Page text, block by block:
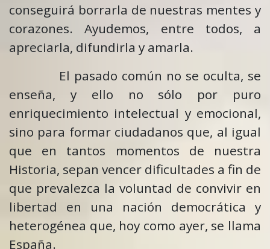
conseguirá borrarla de nuestras mentes y
corazones. Ayudemos, entre todos, a
apreciarla, difundirla y amarla.
El pasado común no se oculta, se
enseña, y ello no sólo por puro
enriquecimiento intelectual y emocional,
sino para formar ciudadanos que, al igual
que en tantos momentos de nuestra
Historia, sepan vencer dificultades a fin de
que prevalezca la voluntad de convivir en
libertad en una nación democrática y
heterogénea que, hoy como ayer, se llama
España.